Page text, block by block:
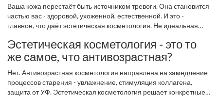
Ваша кожа перестаёт быть источником тревоги. Она становится
частью вас - здоровой, ухоженной, естественной. И это -
главное, что даёт эстетическая косметология. Не идеальная
Эстетическая косметология - это то
же самое, что антивозрастная?
Нет. Антивозрастная косметология направлена на замедление
процессов старения - увлажнение, стимуляция коллагена,
защита от УФ. Эстетическая косметология решает конкретные